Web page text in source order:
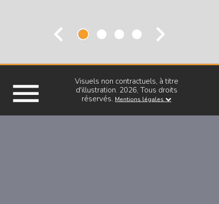
chevron_left chevron_right
PLAN 3D
menu
Visuels non contractuels, à titre
d'illustration. 2026, Tous droits
réservés. Mentions légales